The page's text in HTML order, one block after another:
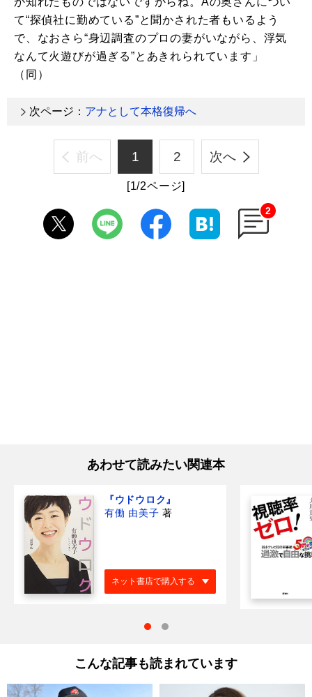
て“探偵社に勤めている”と聞かされた者もいるよう
で、なおさら“身辺調査のプロの妻がいながら、浮気
なんて火遊びが過ぎる”とあきれられています」
（同）
次ページ： アナとして本格復帰へ
前へ 1 2 次へ
[1/2ページ]
2
あわせて読みたい関連本
『ウドウロク』
有働 由美子 著
ネット書店で購入する
こんな記事も読まれています